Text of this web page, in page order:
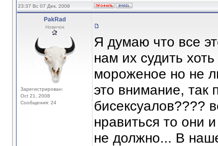
23:37 Вс 07 Дек, 2008
PakRad
Новичок
Зарегистрирован:
Oct 21, 2008
Сообщения: 24
Я думаю что все
нам их судить
мороженое но не
это внимание,
бисексуалов????
нравиться то они
не должно... В